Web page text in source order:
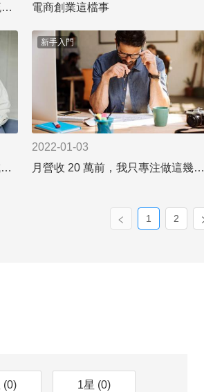
蝦皮近期調整 ? 抓準核心，搶下流量紅利
電商創業這檔事
網紅合作賺大錢？搞懂三脈絡，成效翻倍再翻倍！
新手入門
2022-01-03
月營收 20 萬前，我只專注做這幾件事
1 2
(0) 1星 (0)